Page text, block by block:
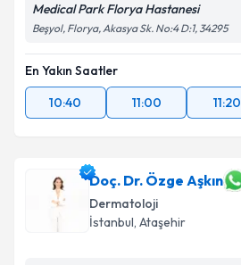
Medical Park Florya Hastanesi
Beşyol, Florya, Akasya Sk. No:4 D:1, 34295
En Yakın Saatler
10:40
11:00 11:20
Doç. Dr. Özge Aşkın
Dermatoloji
İstanbul, Ataşehir